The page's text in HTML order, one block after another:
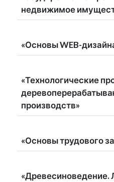
недвижимое
«Основы WEB-
«Технологические
производств»
«Основы трудового
«Древесиноведение.